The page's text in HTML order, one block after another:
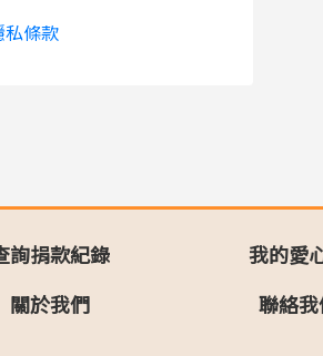
私條款
詢捐款紀錄 我的愛
關於我們 聯絡我